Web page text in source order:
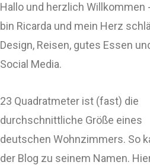
Hallo und herzlich Willkommen
bin Ricarda und mein Herz
Design, Reisen, gutes Essen
Social Media.
23 Quadratmeter ist (fast) die
durchschnittliche Größe eines
deutschen Wohnzimmers. So
der Blog zu seinem Namen.